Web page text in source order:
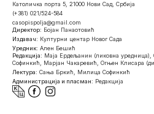
Католичка порта 5, 21000 Нови Сад, Србија
(+381) 021/524-584
casopispolja@gmail.com
Директор: Бојан Панаотовић
Издавач: Културни центар Новог Сада
Уредник: Ален Бешић
Редакција: Маја Ердељанин (ликовна
Софинкић, Марјан Чакаревић, Огњен Клисара
Лектура: Сања Бркић, Милица Софинкић
Администрација и пласман: Редакција